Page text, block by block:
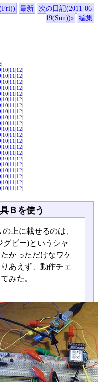
最新
次の日記(2011-06-
19(Sun))»
編集
|
|10|11|12|
|10|11|12|
|10|11|12|
|10|11|12|
|10|11|12|
|10|11|12|
|10|11|12|
|10|11|12|
|10|11|12|
|10|11|12|
|10|11|12|
|10|11|12|
|10|11|12|
|10|11|12|
|10|11|12|
|10|11|12|
|10|11|12|
|10|11|12|
|10|11|12|
|10|11|12|
|10|11|12|
Ｂを使う
の上に載せるのは、
グビー)というシャ
かっただけなワケ
あえず、動作チェ
みた。